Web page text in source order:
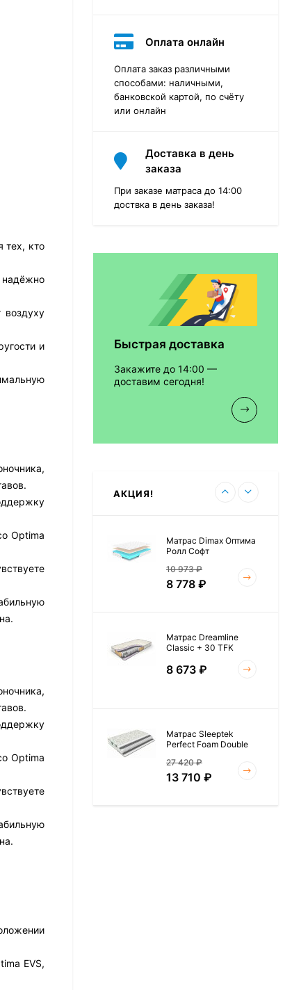
тех, кто
воздуху
и
Optima
Optima
EVS,
Оплата онлайн
Оплата заказ различными
способами: наличными,
банковской картой, по счёту
или онлайн
Доставка в день
заказа
При заказе матраса до 14:00
доствка в день заказа!
Быстрая доставка
Закажите до 14:00 —
доставим сегодня!
АКЦИЯ!
12 468₽
9 351
Матрас Vitaflex Foam
7 692₽
Матрас Vitaflex Foam
Матрас Dimax Оптима
Ролл Софт
10 973₽
8 778 ₽
Матрас Dreamline
Classic + 30 TFK
8 673 ₽
Матрас Sleeptek
Perfect Foam Double
27 420₽
13 710 ₽